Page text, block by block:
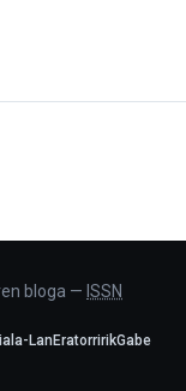
bloga — ISSN
LanEratorririkGabe